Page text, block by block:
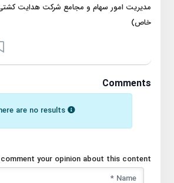
مدیریت امور سهام و مجامع شرکت هدایت
خاص)
Comments
your opinion about this content: